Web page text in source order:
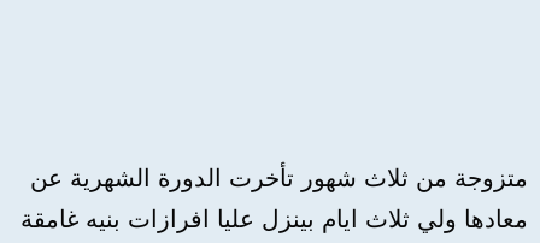
متزوجة من ثلاث شهور تأخرت الدورة الشهرية عن
معادها ولي ثلاث ايام بينزل عليا افرازات بنيه غامقة